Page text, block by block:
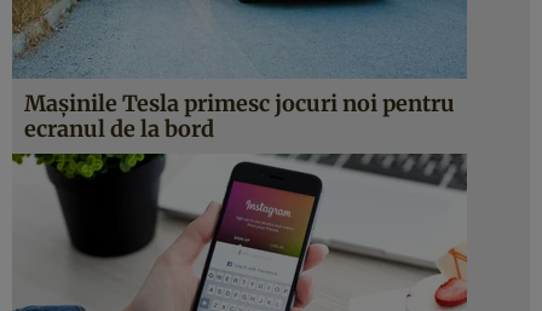
Maşinile Tesla primesc jocuri noi pentru
ecranul de la bord